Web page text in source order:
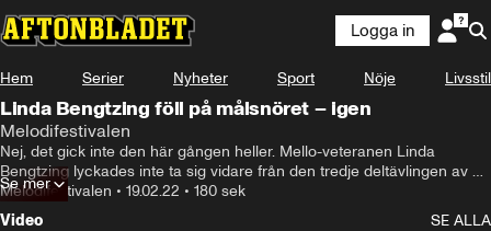
Logga in
Hem Serier Nyheter Sport Nöje Livsstil
Linda Bengtzing föll på målsnöret – igen
Melodifestivalen
Nej, det gick inte den här gången heller. Mello-veteranen Linda
Bengtzing lyckades inte ta sig vidare från den tredje deltävlingen av
Melodifestivalen.
Melodifestivalen • 19.02.22 • 180 sek
Se mer
Video
SE ALLA